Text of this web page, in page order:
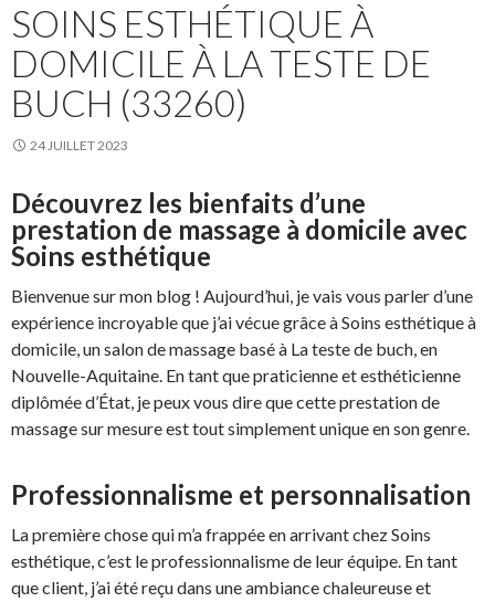
SOINS ESTHÉTIQUE À
DOMICILE À LA TESTE DE
BUCH (33260)
24 JUILLET 2023
Découvrez les bienfaits d’une
prestation de massage à domicile avec
Soins esthétique
Bienvenue sur mon blog ! Aujourd’hui, je vais vous parler d’une
expérience incroyable que j’ai vécue grâce à Soins esthétique à
domicile, un salon de massage basé à La teste de buch, en
Nouvelle-Aquitaine. En tant que praticienne et esthéticienne
diplômée d’État, je peux vous dire que cette prestation de
massage sur mesure est tout simplement unique en son genre.
Professionnalisme et personnalisation
La première chose qui m’a frappée en arrivant chez Soins
esthétique, c’est le professionnalisme de leur équipe. En tant
que client, j’ai été reçu dans une ambiance chaleureuse et